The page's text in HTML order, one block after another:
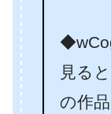
見る
の作